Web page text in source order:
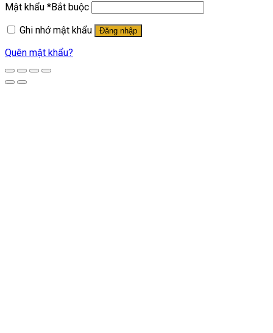
Mật khẩu *Bắt buộc
Ghi nhớ mật khẩu
Đăng nhập
Quên mật khẩu?